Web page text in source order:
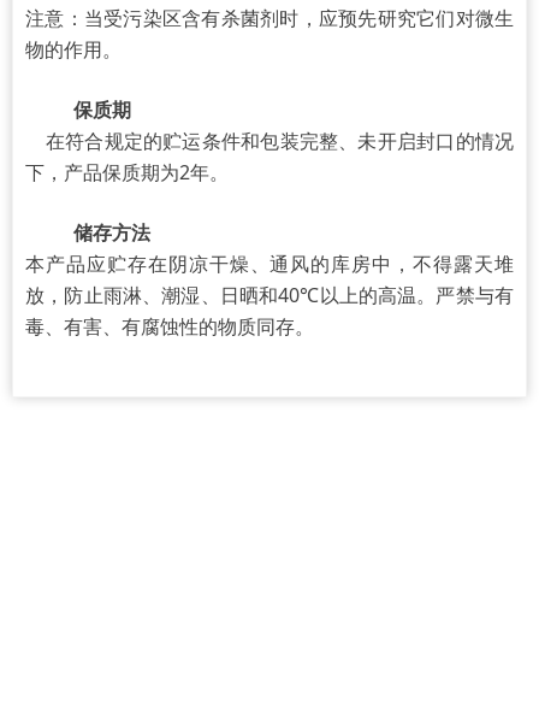
注意：当受污染区含有杀菌剂时，应预先研究它们对微生
物的作用。
保质期
在符合规定的贮运条件和包装完整、未开启封口的情况
下，产品保质期为2年。
储存方法
本产品应贮存在阴凉干燥、通风的库房中，不得露天堆
放，防止雨淋、潮湿、日晒和40℃以上的高温。严禁与有
毒、有害、有腐蚀性的物质同存。